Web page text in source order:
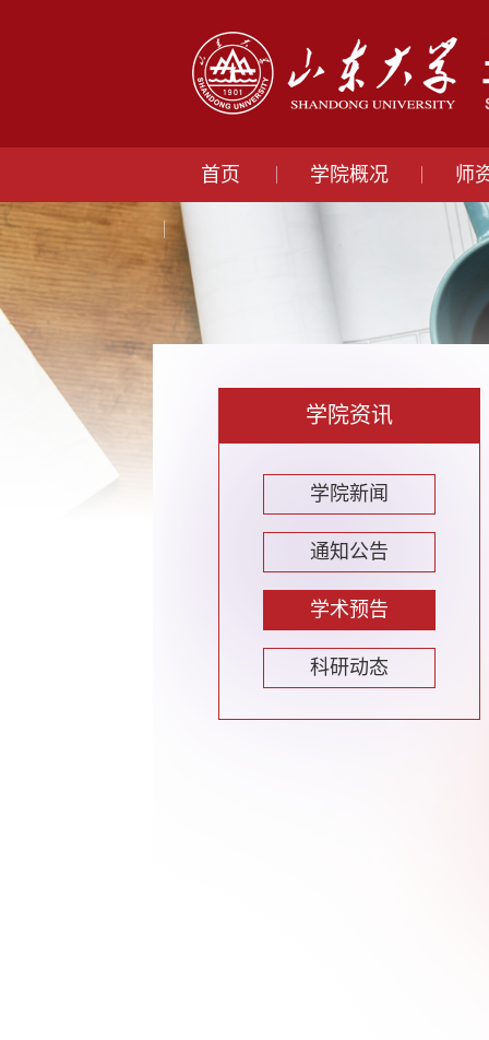
首页 学院概况 师
学院资讯
学院新闻
通知公告
学术预告
科研动态